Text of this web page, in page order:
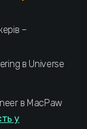
–
в Universe
в MacPaw
у